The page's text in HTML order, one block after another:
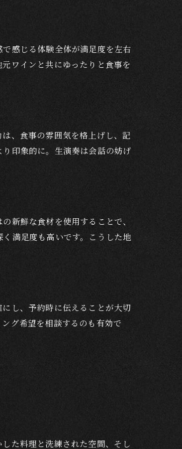
感じる体験全体が満足度を左右
ワインと共にゆったりと食事を
、食事の雰囲気を格上げし、記
印象的に。生演奏は会話の妨げ
新鮮な食材を使用することで、
満足度も高いです。こうした地
し、予約時に伝えることが大切
グ希望を相談するのも有効で
た料理と洗練された空間、そし